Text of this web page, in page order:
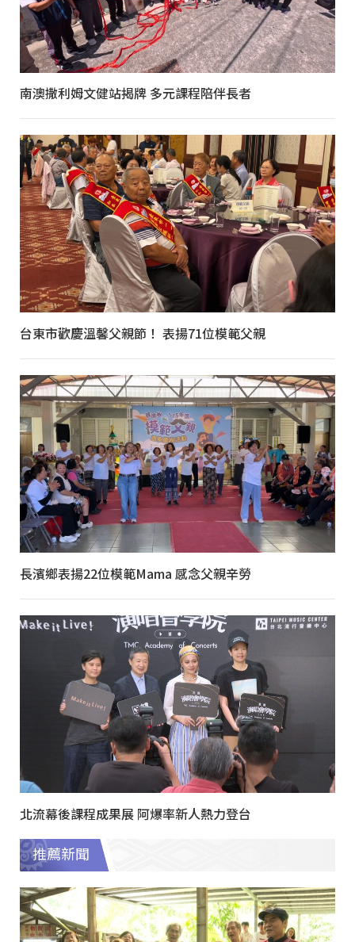
南澳撒利姆文健站揭牌 多元課程陪伴長者
台東市歡慶溫馨父親節！ 表揚71位模範父親
長濱鄉表揚22位模範Mama 感念父親辛勞
北流幕後課程成果展 阿爆率新人熱力登台
推薦新聞